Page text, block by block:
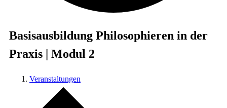
Basisausbildung Philosophieren in der
Praxis | Modul 2
Veranstaltungen